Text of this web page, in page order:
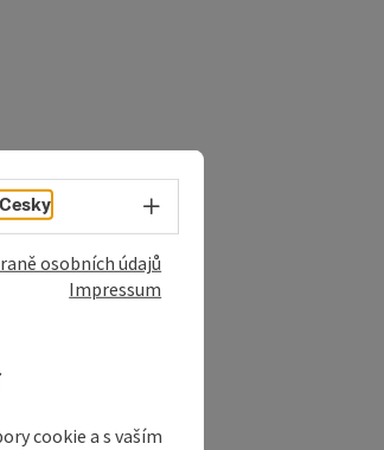
Cesky Volba jazyka - Otevřít menu
osobních údajů
Impressum
cookie a s vaším